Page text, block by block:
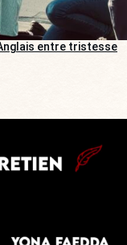
Anglais entre tristesse